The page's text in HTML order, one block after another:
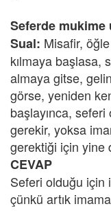
Seferde mukime
Sual: Misafir,
kılmaya başlasa,
almaya gitse,
görse, yeniden
başlayınca, seferi
gerekir, yoksa
gerektiği için yine
CEVAP
Seferi olduğu için
çünkü artık